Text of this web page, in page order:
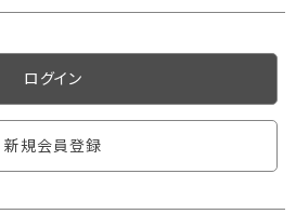
ログイン
新規会員登録